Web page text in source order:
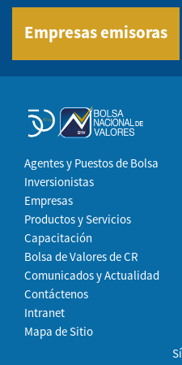
Empresas emisoras
Agentes y Puestos de Bolsa
Inversionistas
Empresas
Productos y Servicios
Capacitación
Bolsa de Valores de CR
Comunicados y Actualidad
Contáctenos
Intranet
Mapa de Sitio